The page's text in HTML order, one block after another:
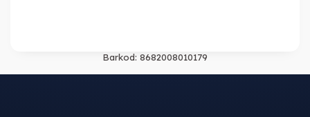
Barkod: 8682008010179